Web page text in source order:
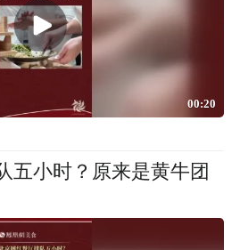
00:20
五小时？原来是黄牛团